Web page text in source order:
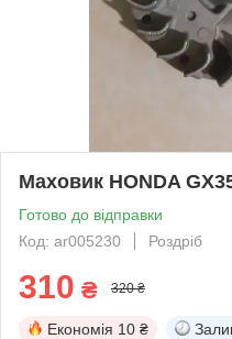
Маховик HONDA
Готово до відправки
Код: ar005230
Роздріб
310 ₴ 320 ₴
Економія 10 ₴